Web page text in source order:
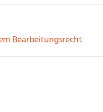
Bearbeitungsrecht